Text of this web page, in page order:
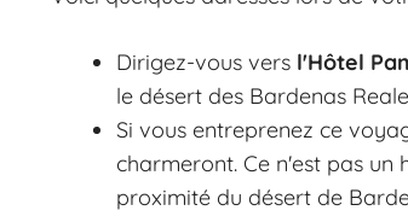
Dirigez-vous vers l'Hôtel
le désert des Bardenas
Si vous entreprenez ce
charmeront. Ce n'est pas
proximité du désert de